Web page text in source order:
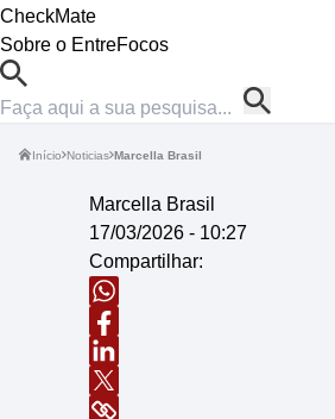
CheckMate
Sobre o EntreFocos
Início Noticias Marcella Brasil
Marcella Brasil
17/03/2026 - 10:27
Compartilhar: